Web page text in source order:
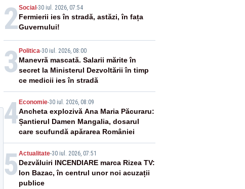
2Social -30 iul. 2026, 07:54
Fermierii ies în stradă, astăzi, în fața
Guvernului!
3 Politica-30 iul. 2026, 08:00
Manevră mascată. Salarii mărite în
secret la Ministerul Dezvoltării în timp
ce medicii ies în stradă
4 Economie-30 iul. 2026, 08:09
Ancheta explozivă Ana Maria Păcuraru:
Șantierul Damen Mangalia, dosarul
care scufundă apărarea României
5 Actualitate-30 iul. 2026, 07:51
Dezvăluiri INCENDIARE marca Rizea TV:
Ion Bazac, în centrul unor noi acuzații
publice